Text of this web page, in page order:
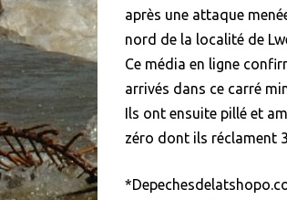
après une attaque
nord de la localité de
Ce média en ligne
arrivés dans ce carré
Ils ont ensuite pillé et
zéro dont ils réclament